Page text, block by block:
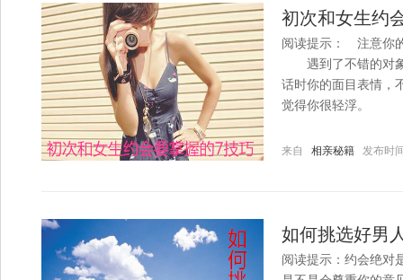
初次和女生约
阅读提示： 注意你
遇到了不错的对象
话时你的面目表情，
觉得你很轻浮。
来自 相亲秘籍 发布时
如何挑选好男
阅读提示：约会绝对